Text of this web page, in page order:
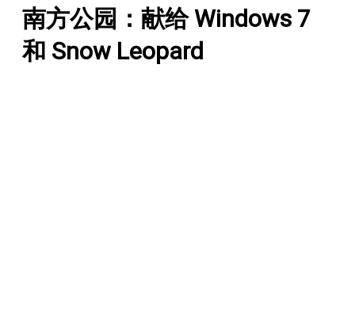
南方公园：献给 Windows 7
和 Snow Leopard